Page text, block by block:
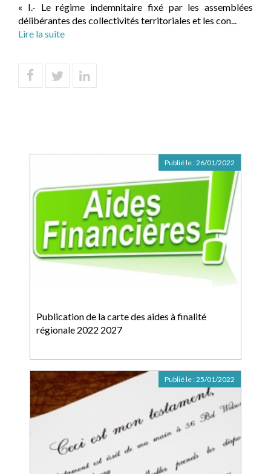
« I.- Le régime indemnitaire fixé par les assemblées
délibérantes des collectivités territoriales et les con...
Lire la suite
Publication de la carte des aides à finalité
régionale 2022 2027
Publié le :26/01/2022
Publié le :25/01/2022